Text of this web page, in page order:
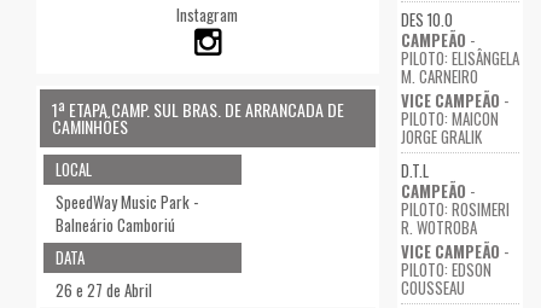
Instagram
1ª ETAPA CAMP. SUL BRAS. DE ARRANCADA DE
CAMINHÕES
LOCAL
SpeedWay Music Park -
Balneário Camboriú
DATA
26 e 27 de Abril
DES 10.0
CAMPEÃO -
PILOTO: ELISÂNGELA
M. CARNEIRO
VICE CAMPEÃO -
PILOTO: MAICON
JORGE GRALIK
D.T.L
CAMPEÃO -
PILOTO: ROSIMERI
R. WOTROBA
VICE CAMPEÃO -
PILOTO: EDSON
COUSSEAU